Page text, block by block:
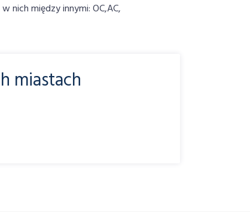
nich między innymi: OC,AC,
miastach